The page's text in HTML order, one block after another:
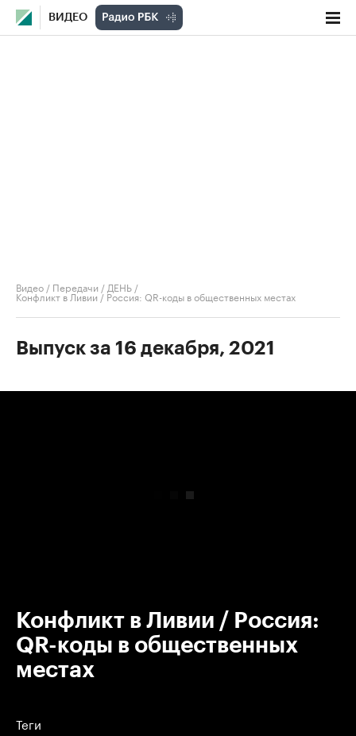
ВИДЕО
Видео / Передачи / ДЕНЬ /
Конфликт в Ливии / Россия: QR-коды в общественных местах
Выпуск за 16 декабря, 2021
Конфликт в Ливии / Россия:
QR-коды в общественных
местах
Теги